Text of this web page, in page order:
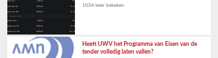
1034 keer bekeken
Heeft UWV het Programma van Eisen van de
tender volledig laten vallen?